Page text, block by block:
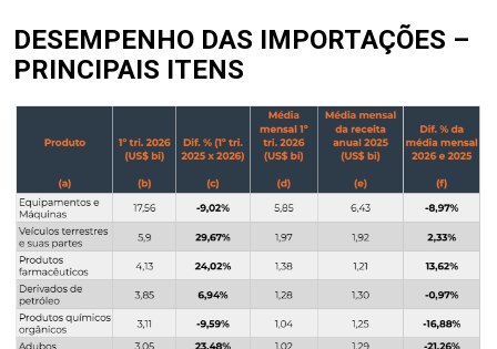
DESEMPENHO DAS IMPORTAÇÕES –
PRINCIPAIS ITENS